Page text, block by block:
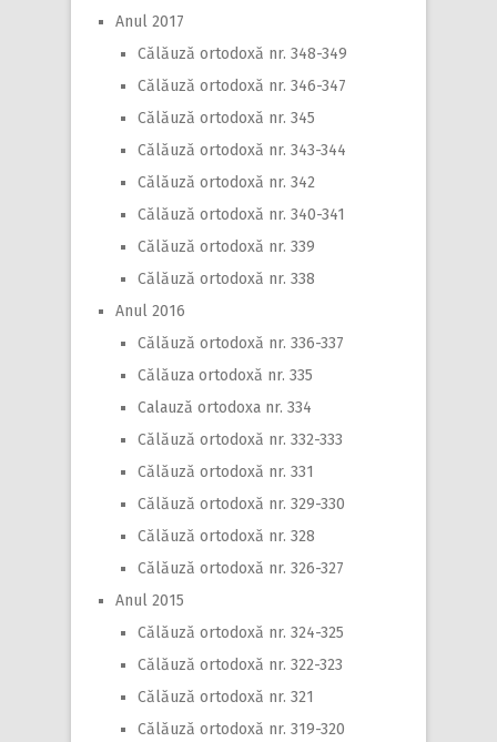
Anul 2017
Călăuză ortodoxă nr. 348-349
Călăuză ortodoxă nr. 346-347
Călăuză ortodoxă nr. 345
Călăuză ortodoxă nr. 343-344
Călăuză ortodoxă nr. 342
Călăuză ortodoxă nr. 340-341
Călăuză ortodoxă nr. 339
Călăuză ortodoxă nr. 338
Anul 2016
Călăuză ortodoxă nr. 336-337
Călăuza ortodoxă nr. 335
Calauză ortodoxa nr. 334
Călăuză ortodoxă nr. 332-333
Călăuză ortodoxă nr. 331
Călăuză ortodoxă nr. 329-330
Călăuză ortodoxă nr. 328
Călăuză ortodoxă nr. 326-327
Anul 2015
Călăuză ortodoxă nr. 324-325
Călăuză ortodoxă nr. 322-323
Călăuză ortodoxă nr. 321
Călăuză ortodoxă nr. 319-320